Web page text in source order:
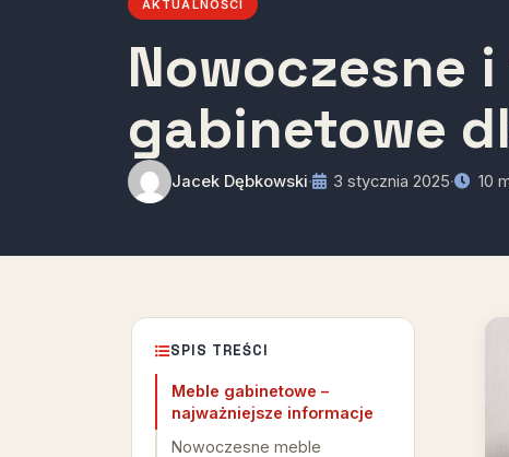
AKTUALNOŚCI
Nowoczesne
gabinetowe
Jacek Dębkowski· 3 stycznia 2025· 10
SPIS TREŚCI
Meble gabinetowe –
najważniejsze informacje
Nowoczesne meble